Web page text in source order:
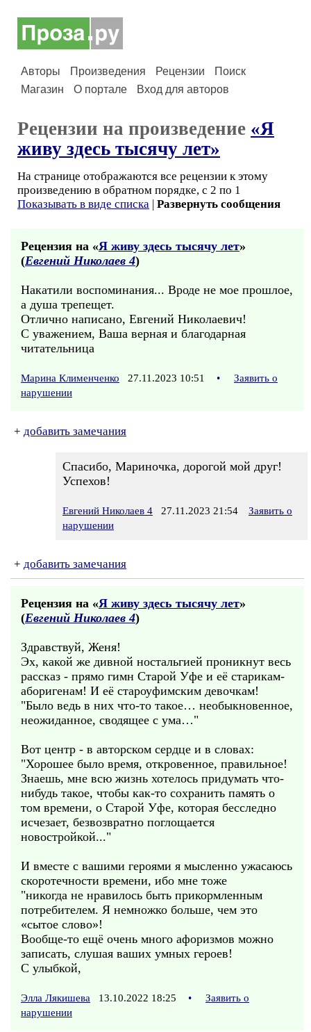
Авторы Произведения Рецензии
Поиск
Магазин
О портале Вход для авторов
Рецензии на произведение «Я
живу здесь тысячу лет»
На странице отображаются все рецензии к этому
произведению в обратном порядке, с 2 по 1
Показывать в виде списка | Развернуть сообщения
Рецензия на «Я живу здесь тысячу лет»
(Евгений Николаев 4)
Накатили воспоминания... Вроде не мое прошлое,
а душа трепещет.
Отлично написано, Евгений Николаевич!
С уважением, Ваша верная и благодарная
читательница
Марина Клименченко 27.11.2023 10:51 •
Заявить о
нарушении
+ добавить замечания
Спасибо, Мариночка, дорогой мой друг!
Успехов!
Евгений Николаев 4 27.11.2023 21:54
Заявить о
нарушении
+ добавить замечания
Рецензия на «Я живу здесь тысячу лет»
(Евгений Николаев 4)
Здравствуй, Женя!
Эх, какой же дивной ностальгией проникнут весь
рассказ - прямо гимн Старой Уфе и её старикам-
аборигенам! И её староуфимским девочкам!
"Было ведь в них что-то такое… необыкновенное,
неожиданное, сводящее с ума…"
Вот центр - в авторском сердце и в словах:
"Хорошее было время, откровенное, правильное!
Знаешь, мне всю жизнь хотелось придумать что-
нибудь такое, чтобы как-то сохранить память о
том времени, о Старой Уфе, которая бесследно
исчезает, безвозвратно поглощается
новостройкой..."
И вместе с вашими героями я мысленно ужасаюсь
скоротечности времени, ибо мне тоже
"никогда не нравилось быть прикормленным
потребителем. Я немножко больше, чем это
«сытое слово»!
Вообще-то ещё очень много афоризмов можно
записать, слушая ваших умных героев!
С улыбкой,
Элла Лякишева 13.10.2022 18:25 •
Заявить о
нарушении